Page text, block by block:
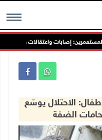
MENUإصابات واعتقالات واقتحامات
الاحتلال يوسّع
الضفة